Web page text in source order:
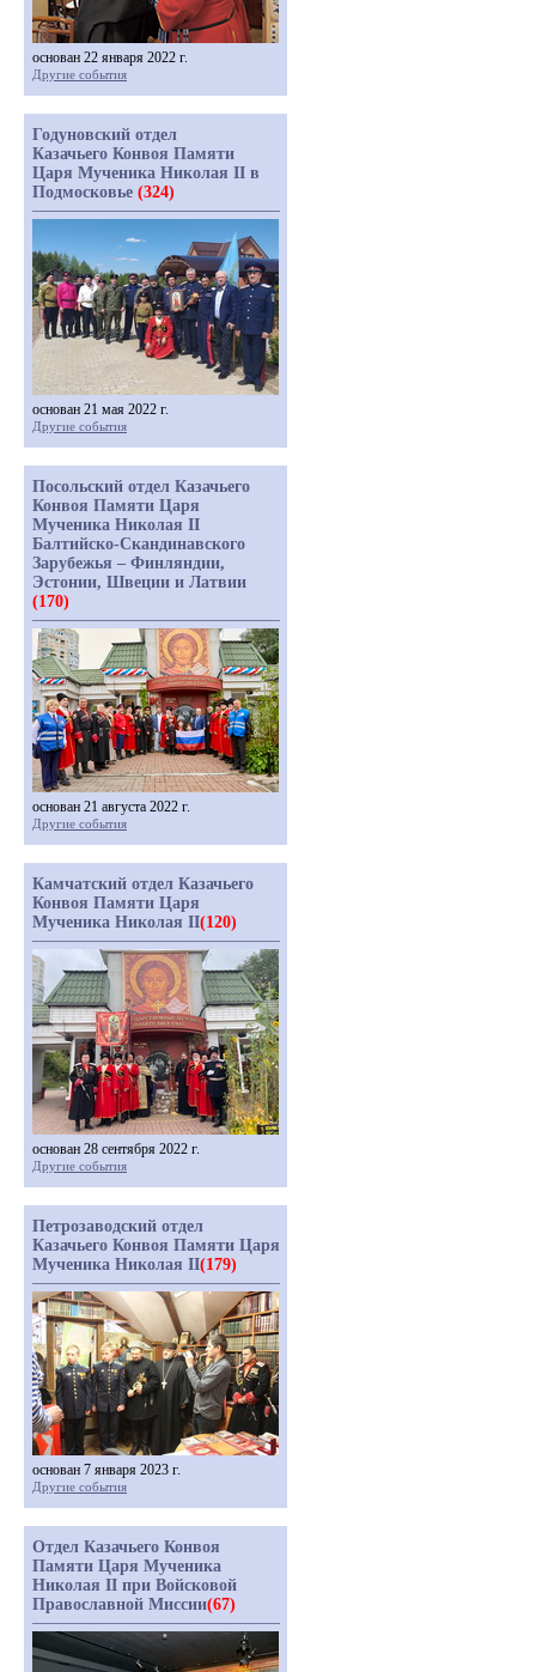
основан 22 января 2022 г.
Другие события
Годуновский отдел
Казачьего Конвоя Памяти
Царя Мученика Николая II в
Подмосковье (324)
основан 21 мая 2022 г.
Другие события
Посольский отдел Казачьего
Конвоя Памяти Царя
Мученика Николая II
Балтийско-Скандинавского
Зарубежья – Финляндии,
Эстонии, Швеции и Латвии
(170)
основан 21 августа 2022 г.
Другие события
Камчатский отдел Казачьего
Конвоя Памяти Царя
Мученика Николая II(120)
основан 28 сентября 2022 г.
Другие события
Петрозаводский отдел
Казачьего Конвоя Памяти Царя
Мученика Николая II(179)
основан 7 января 2023 г.
Другие события
Отдел Казачьего Конвоя
Памяти Царя Мученика
Николая II при Войсковой
Православной Миссии(67)